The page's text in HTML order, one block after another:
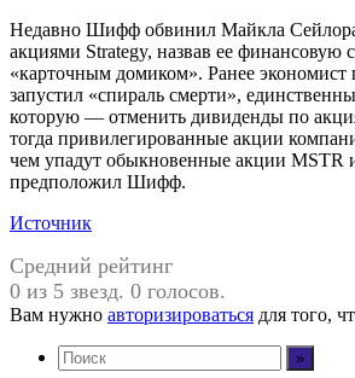
Недавно Шифф обвинил Майкла
акциями Strategy, назвав ее финансовую
«карточным домиком». Ранее экономист
запустил «спираль смерти»,
которую — отменить дивиденды по
тогда привилегированные акции
чем упадут обыкновенные акции MSTR
предположил Шифф.
Источник
Средний рейтинг
0 из 5 звезд. 0 голосов.
Вам нужно авторизироваться для того,